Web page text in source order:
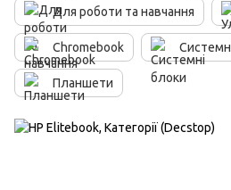
Для роботи та навчання
Chromebook
Планшети